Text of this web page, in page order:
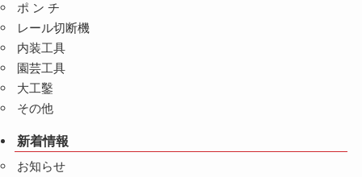
ポ ン チ
レール切断機
内装工具
園芸工具
大工鑿
その他
新着情報
お知らせ